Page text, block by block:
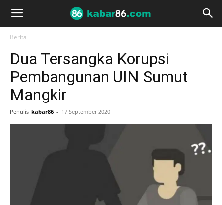
Berita
Dua Tersangka Korupsi
Pembangunan UIN Sumut
Mangkir
Penulis kabar86 - 17 September 2020